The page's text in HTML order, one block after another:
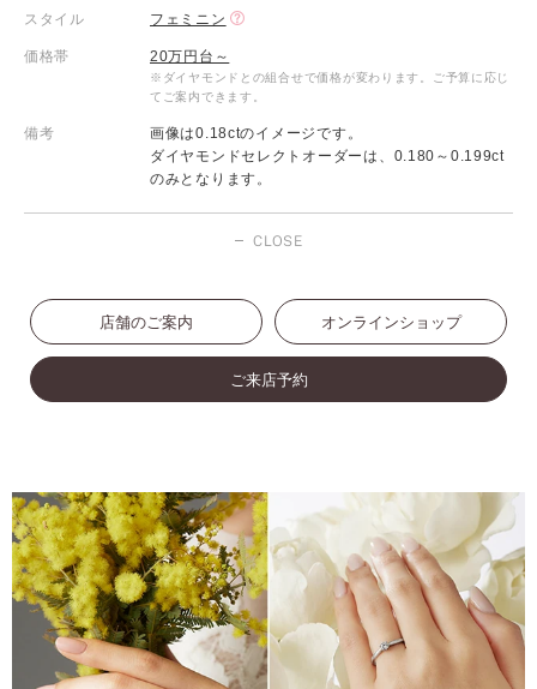
スタイル フェミニン
価格帯 20万円台～
※ダイヤモンドとの組合せで価格が変わります。ご予算に応じ
てご案内できます。
備考
画像は0.18ctのイメージです。
ダイヤモンドセレクトオーダーは、0.180～0.199ct
のみとなります。
CLOSE
店舗のご案内 オンラインショップ
ご来店予約